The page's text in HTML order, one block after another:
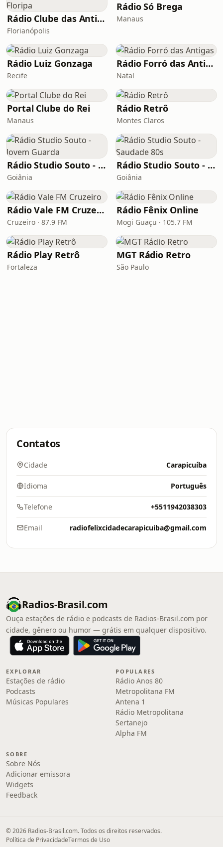
Rádio Clube das Antigas Floripa
Florianópolis
Rádio Só Brega
Manaus
Rádio Luiz Gonzaga
Recife
Rádio Forró das Antigas
Natal
Portal Clube do Rei
Manaus
Rádio Retrô
Montes Claros
Rádio Studio Souto - Jovem Guarda
Goiânia
Rádio Studio Souto - Saudade 80s
Goiânia
Rádio Vale FM Cruzeiro
Cruzeiro · 87.9 FM
Rádio Fênix Online
Mogi Guaçu · 105.7 FM
Rádio Play Retrô
Fortaleza
MGT Rádio Retro
São Paulo
Contatos
Cidade Carapicuíba
Idioma Português
Telefone +5511942038303
Email radiofelixcidadecarapicuiba@gmail.com
Radios-Brasil.com
Ouça estações de rádio e podcasts de Radios-Brasil.com por
cidade, gênero ou humor — grátis em qualquer dispositivo.
EXPLORAR
Estações de rádio
Podcasts
Músicas Populares
POPULARES
Rádio Anos 80
Metropolitana FM
Antena 1
Rádio Metropolitana
Sertanejo
Alpha FM
SOBRE
Sobre Nós
Adicionar emissora
Widgets
Feedback
© 2026 Radios-Brasil.com. Todos os direitos reservados.
Política de PrivacidadeTermos de Uso